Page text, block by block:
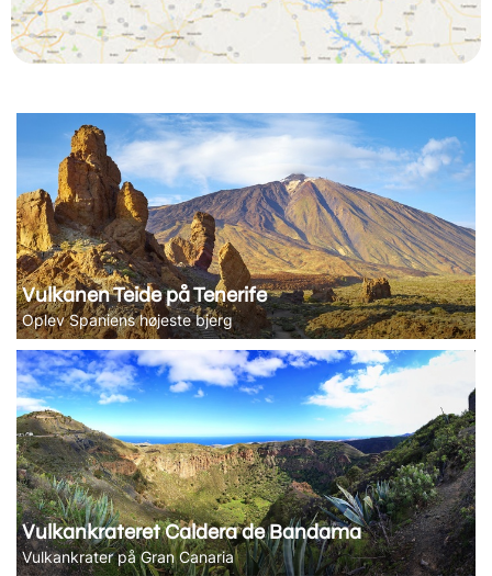
Vulkanen Teide på Tenerife
Oplev Spaniens højeste bjerg
Vulkankrateret Caldera de Bandama
Vulkankrater på Gran Canaria